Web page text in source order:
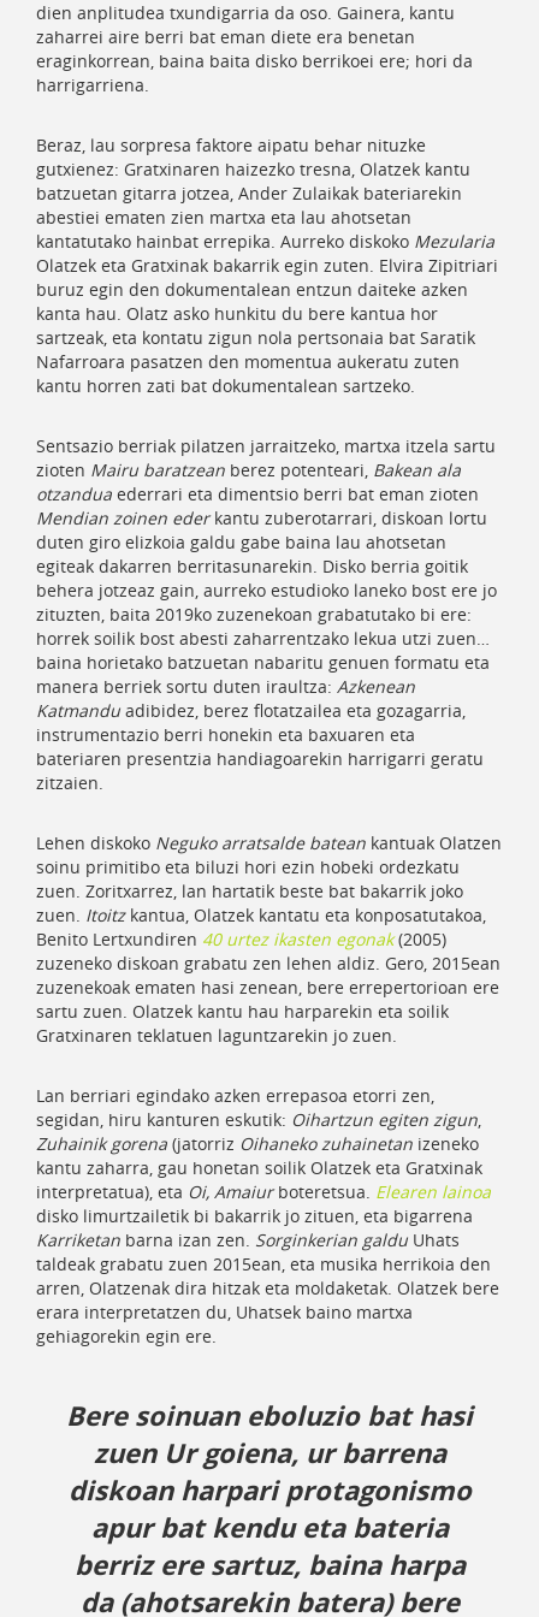
dien anplitudea txundigarria da oso. Gainera, kantu
zaharrei aire berri bat eman diete era benetan
eraginkorrean, baina baita disko berrikoei ere; hori da
harrigarriena.
Beraz, lau sorpresa faktore aipatu behar nituzke
gutxienez: Gratxinaren haizezko tresna, Olatzek kantu
batzuetan gitarra jotzea, Ander Zulaikak bateriarekin
abestiei ematen zien martxa eta lau ahotsetan
kantatutako hainbat errepika. Aurreko diskoko Mezularia
Olatzek eta Gratxinak bakarrik egin zuten. Elvira Zipitriari
buruz egin den dokumentalean entzun daiteke azken
kanta hau. Olatz asko hunkitu du bere kantua hor
sartzeak, eta kontatu zigun nola pertsonaia bat Saratik
Nafarroara pasatzen den momentua aukeratu zuten
kantu horren zati bat dokumentalean sartzeko.
Sentsazio berriak pilatzen jarraitzeko, martxa itzela sartu
zioten Mairu baratzean berez potenteari, Bakean ala
otzandua ederrari eta dimentsio berri bat eman zioten
Mendian zoinen ederkantu zuberotarrari, diskoan lortu
duten giro elizkoia galdu gabe baina lau ahotsetan
egiteak dakarren berritasunarekin. Disko berria goitik
behera jotzeaz gain, aurreko estudioko laneko bost ere jo
zituzten, baita 2019ko zuzenekoan grabatutako bi ere:
horrek soilik bost abesti zaharrentzako lekua utzi zuen…
baina horietako batzuetan nabaritu genuen formatu eta
manera berriek sortu duten iraultza: Azkenean
Katmandu adibidez, berez flotatzailea eta gozagarria,
instrumentazio berri honekin eta baxuaren eta
bateriaren presentzia handiagoarekin harrigarri geratu
zitzaien.
Lehen diskoko Neguko arratsalde batean kantuak Olatzen
soinu primitibo eta biluzi hori ezin hobeki ordezkatu
zuen. Zoritxarrez, lan hartatik beste bat bakarrik joko
zuen. Itoitzkantua, Olatzek kantatu eta konposatutakoa,
Benito Lertxundiren 40 urtez ikasten egonak(2005)
zuzeneko diskoan grabatu zen lehen aldiz. Gero, 2015ean
zuzenekoak ematen hasi zenean, bere errepertorioan ere
sartu zuen. Olatzek kantu hau harparekin eta soilik
Gratxinaren teklatuen laguntzarekin jo zuen.
Lan berriari egindako azken errepasoa etorri zen,
segidan, hiru kanturen eskutik: Oihartzun egiten zigun,
Zuhainik gorena (jatorriz Oihaneko zuhainetan izeneko
kantu zaharra, gau honetan soilik Olatzek eta Gratxinak
interpretatua), eta Oi, Amaiurboteretsua. Elearen lainoa
disko limurtzailetik bi bakarrik jo zituen, eta bigarrena
Karriketan barna izan zen. Sorginkerian galdu Uhats
taldeak grabatu zuen 2015ean, eta musika herrikoia den
arren, Olatzenak dira hitzak eta moldaketak. Olatzek bere
erara interpretatzen du, Uhatsek baino martxa
gehiagorekin egin ere.
Bere soinuan eboluzio bat hasi
zuen Ur goiena, ur barrena
diskoan harpari protagonismo
apur bat kendu eta bateria
berriz ere sartuz, baina harpa
da (ahotsarekin batera) bere